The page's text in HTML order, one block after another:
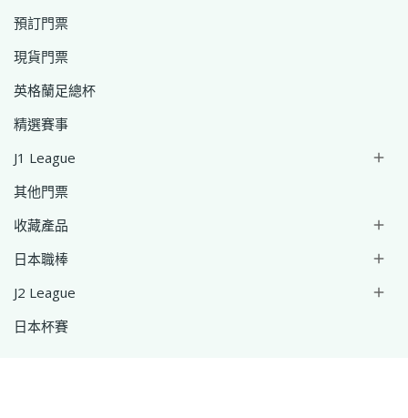
預訂門票
現貨門票
英格蘭足總杯
精選賽事
J1 League

其他門票
收藏產品

日本職棒 
J2 League 
日本杯賽